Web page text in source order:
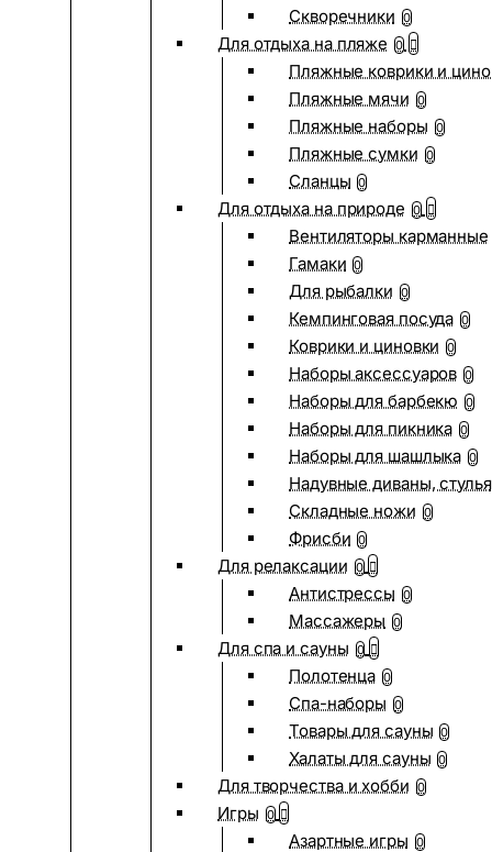
Скворечники 0
Для отдыха на пляже 0
Пляжные коврики и
Пляжные мячи 0
Пляжные наборы 0
Пляжные сумки 0
Сланцы 0
Для отдыха на природе 0
Вентиляторы карманные
Гамаки 0
Для рыбалки 0
Кемпинговая посуда 0
Коврики и циновки 0
Наборы аксессуаров 0
Наборы для барбекю 0
Наборы для пикника 0
Наборы для шашлыка 0
Надувные диваны, стулья
Складные ножи 0
Фрисби 0
Для релаксации 0
Антистрессы 0
Массажеры 0
Для спа и сауны 0
Полотенца 0
Спа-наборы 0
Товары для сауны 0
Халаты для сауны 0
Для творчества и хобби 0
Игры 0
Азартные игры 0